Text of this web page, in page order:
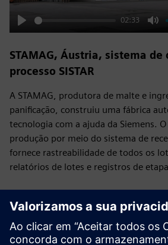
Play
02:33
STAMAG, Áustria, sistema de
processo SISTAR
A STAMAG, produtora de malte e
panificação, construiu uma fábrica
tecnologia com a ajuda da Siemens. O
produção por meio do sistema de
fornece rastreabilidade de todos os
relatórios de lotes e registros de
Tem alguma pergunta?